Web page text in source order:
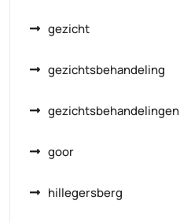
gezicht
gezichtsbehandeling
gezichtsbehandelingen
goor
hillegersberg